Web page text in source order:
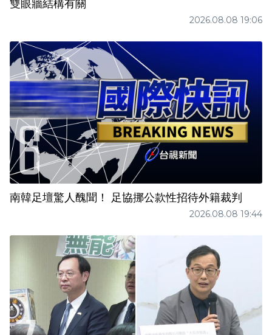
雙眼牆結構有關
2026.08.08 19:06
南韓足壇驚人醜聞！ 足協挪公款性招待外籍裁判
2026.08.08 19:44